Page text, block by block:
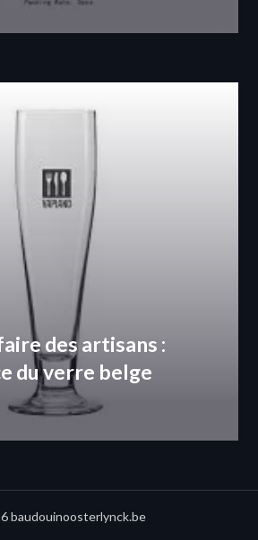
des artisans :
du verre belge
baudouinoosterlynck.be